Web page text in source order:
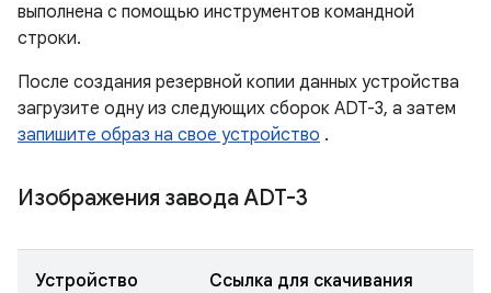
выполнена с помощью инструментов командной
строки.
После создания резервной копии данных устройства
загрузите одну из следующих сборок ADT-3, а затем
запишите образ на свое устройство .
Изображения завода ADT-3
Устройство Ссылка для скачивания